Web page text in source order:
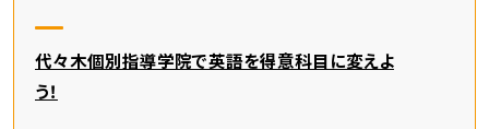
代々木個別指導学院で英語を得意科目に変えよ
う！